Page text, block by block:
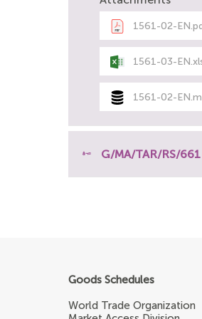
1561-02-
1561-03-
1561-02-
G/MA/TAR/RS/
Goods Schedules
World Trade Organization